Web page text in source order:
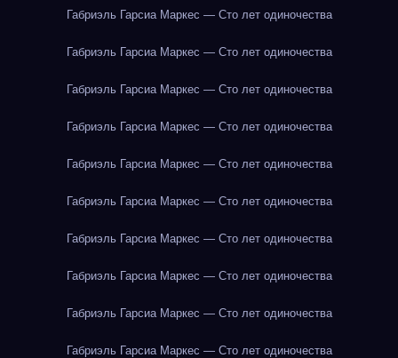
Габриэль Гарсиа Маркес — Сто лет одиночества
Габриэль Гарсиа Маркес — Сто лет одиночества
Габриэль Гарсиа Маркес — Сто лет одиночества
Габриэль Гарсиа Маркес — Сто лет одиночества
Габриэль Гарсиа Маркес — Сто лет одиночества
Габриэль Гарсиа Маркес — Сто лет одиночества
Габриэль Гарсиа Маркес — Сто лет одиночества
Габриэль Гарсиа Маркес — Сто лет одиночества
Габриэль Гарсиа Маркес — Сто лет одиночества
Габриэль Гарсиа Маркес — Сто лет одиночества